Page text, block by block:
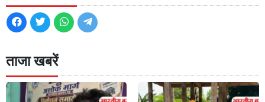
ताजा खबरें